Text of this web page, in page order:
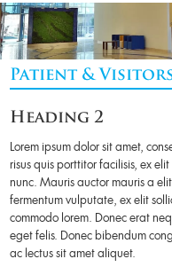
Patient &
Heading 2
Lorem ipsum dolor sit amet,
risus quis porttitor facilisis, ex
nunc. Mauris auctor mauris a
fermentum vulputate, ex elit
commodo lorem. Donec erat
eget felis. Donec bibendum
ac lectus sit amet aliquet.